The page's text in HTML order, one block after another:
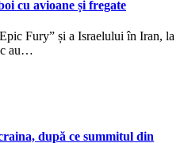
cu avioane și fregate
Fury” și a Israelului în Iran, la
au…
după ce summitul din